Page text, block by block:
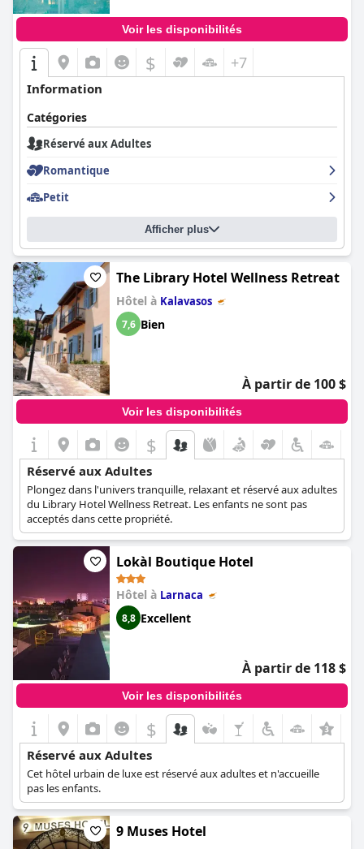
Voir les disponibilités
$ +7
Information
Catégories
Réservé aux Adultes
Romantique
Petit
Afficher plus
The Library Hotel Wellness Retreat
Hôtel à Kalavasos
7,6 Bien
À partir de 100 $
Voir les disponibilités
$
Réservé aux Adultes
Plongez dans l'univers tranquille, relaxant et réservé aux adultes
du Library Hotel Wellness Retreat. Les enfants ne sont pas
acceptés dans cette propriété.
Lokàl Boutique Hotel
Hôtel à Larnaca
8,8 Excellent
À partir de 118 $
Voir les disponibilités
$
Réservé aux Adultes
Cet hôtel urbain de luxe est réservé aux adultes et n'accueille
pas les enfants.
9 Muses Hotel